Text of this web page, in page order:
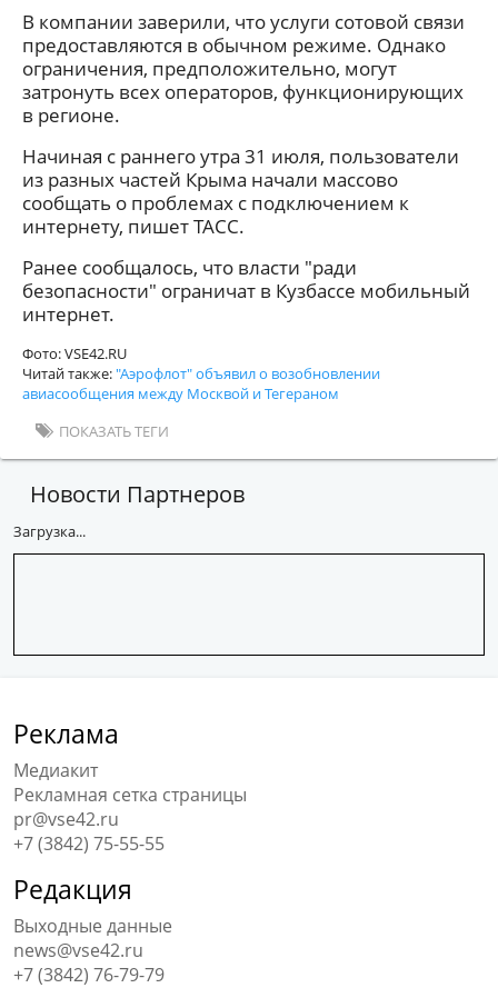
В компании заверили, что услуги сотовой связи
предоставляются в обычном режиме. Однако
ограничения, предположительно, могут
затронуть всех операторов, функционирующих
в регионе.
Начиная с раннего утра 31 июля, пользователи
из разных частей Крыма начали массово
сообщать о проблемах с подключением к
интернету, пишет ТАСС.
Ранее сообщалось, что власти "ради
безопасности" ограничат в Кузбассе мобильный
интернет.
Фото: VSE42.RU
Читай также:"Аэрофлот" объявил о возобновлении
авиасообщения между Москвой и Тегераном
ПОКАЗАТЬ ТЕГИ
Новости Партнеров
Загрузка...
Реклама
Медиакит
Рекламная сетка страницы
pr@vse42.ru
+7 (3842) 75-55-55
Редакция
Выходные данные
news@vse42.ru
+7 (3842) 76-79-79